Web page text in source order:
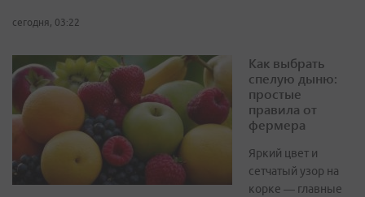
сегодня, 03:22
Как выбрать
спелую дыню:
простые
правила от
фермера
Яркий цвет и
сетчатый узор на
корке — главные